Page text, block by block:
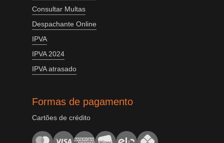
Consultar Multas
Despachante Online
IPVA
IPVA 2024
IPVA atrasado
Formas de pagamento
Cartões de crédito